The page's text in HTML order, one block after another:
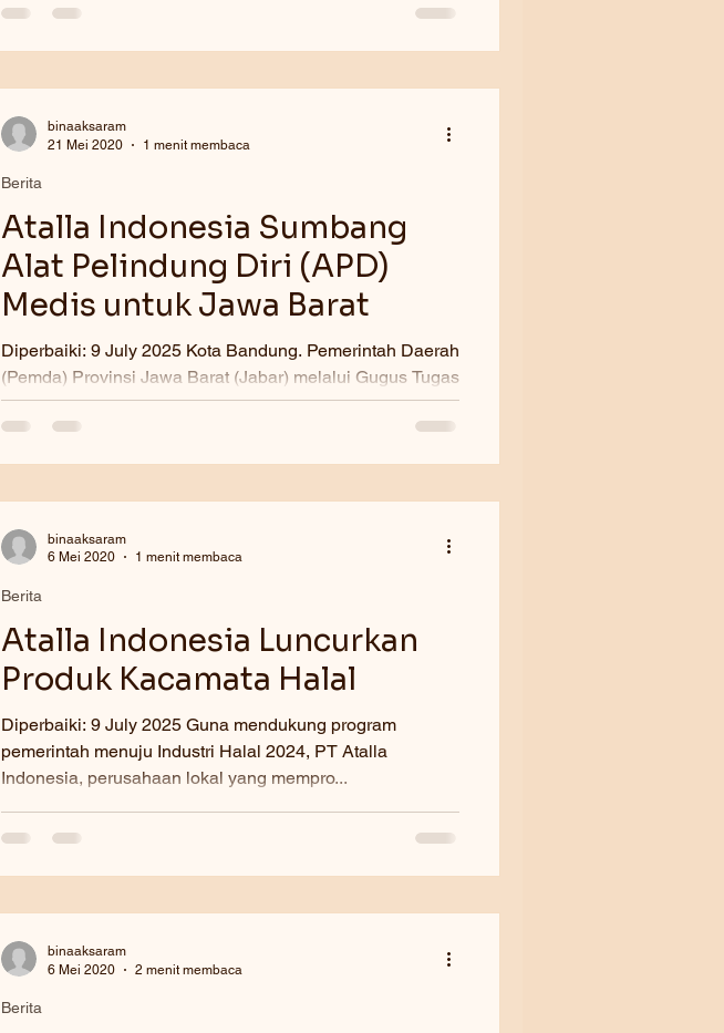
Atalla Indonesia Sumbang
Alat Pelindung Diri (APD)
Medis untuk Jawa Barat
Diperbaiki: 9 July 2025 Kota Bandung. Pemerintah Daerah
(Pemda) Provinsi Jawa Barat (Jabar) melalui Gugus Tugas
Percepatan...
Berita
binaaksaram
21 Mei 2020
1 menit membaca
Atalla Indonesia Luncurkan
Produk Kacamata Halal
Diperbaiki: 9 July 2025 Guna mendukung program
pemerintah menuju Industri Halal 2024, PT Atalla
Indonesia, perusahaan lokal yang mempro...
Berita
binaaksaram
6 Mei 2020
1 menit membaca
Berita
binaaksaram
6 Mei 2020
2 menit membaca